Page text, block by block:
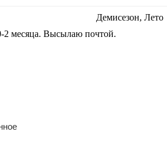
Демисезон, Лето
2 месяца. Высылаю почтой.